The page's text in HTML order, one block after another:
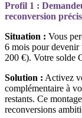
Profil 1 :
reconversion précis
Situation : Vous
6 mois pour devenir
200 €). Votre solde
Solution : Activez
complémentaire à
restants. Ce
reconversions